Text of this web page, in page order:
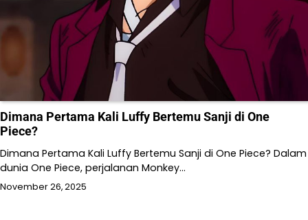
Dimana Pertama Kali Luffy Bertemu Sanji di One
Piece?
Dimana Pertama Kali Luffy Bertemu Sanji di One Piece? Dalam
dunia One Piece, perjalanan Monkey…
November 26, 2025